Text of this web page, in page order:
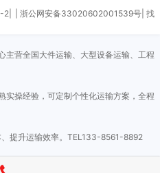
2| | 浙公网安备33020602001539号| 找
主营全国大件运输、大型设备运输、工程
实操经验，可定制个性化运输方案，全程
提升运输效率。TEL133-8561-8892